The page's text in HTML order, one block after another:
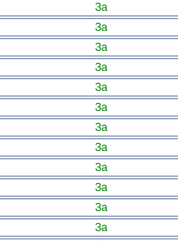
За
За
За
За
За
За
За
За
За
За
За
За